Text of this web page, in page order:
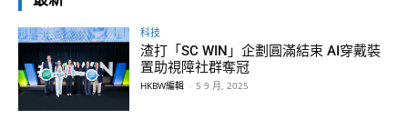
科技
渣打「SC WIN」企劃圓滿結束 AI穿戴裝
置助視障社群奪冠
HKBW編輯 - 5 9 月, 2025